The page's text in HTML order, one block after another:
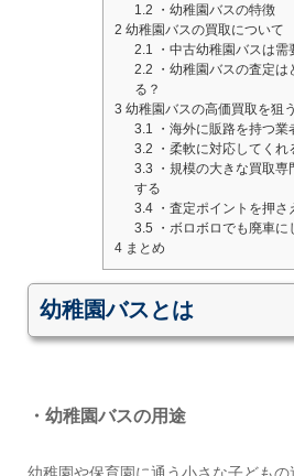
1.2 ・幼稚園バスの特徴
2 幼稚園バスの買取について
2.1 ・中古幼稚園バスは需
2.2 ・幼稚園バスの査定
る？
3 幼稚園バスの高価買取を狙
3.1 ・海外に販路を持つ業
3.2 ・柔軟に対応してく
3.3 ・規模の大きな買取
する
3.4 ・査定ポイントを押さ
3.5 ・ボロボロでも廃車に
4 まとめ
幼稚園バスとは
・幼稚園バスの用途
幼稚園や保育園に通う小さな子どもの